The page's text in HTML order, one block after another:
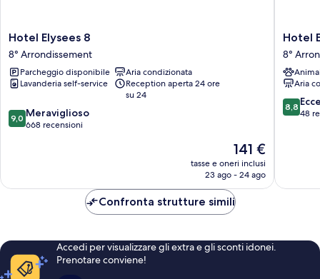
Hotel
Elysees
8
8°
Arrondissement
Hotel Elysees 8
8° Arrondissement
Parcheggio disponibile
Aria condizionata
Lavanderia self-service
Reception aperta 24 ore
su 24
9.0
su
9,0 Meraviglioso
668 recensioni
Il
prezzo
attuale
141 €
141 €
tasse e oneri inclusi
23 ago - 24 ago
Hotel
Elysée
Secret
8°
Hotel
8°
Aria
8.8
su
8,8
48
Confronta strutture simili
Accedi per visualizzare gli extra e gli sconti idonei.
Prenotare conviene!